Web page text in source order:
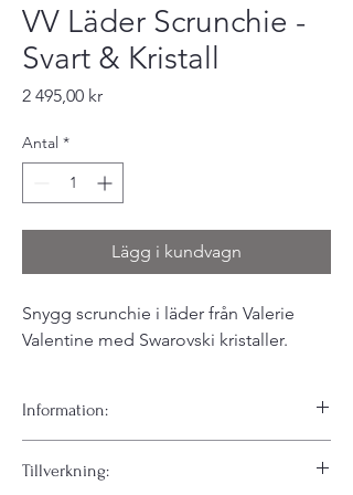
VV Läder Scrunchie -
Svart & Kristall
2 495,00 krPris
Antal *
Lägg i kundvagn
Snygg scrunchie i läder från Valerie
Valentine med Swarovski kristaller.
Information:
vardags-look till nya nivåer. Denna snodd är
Tillverkning: